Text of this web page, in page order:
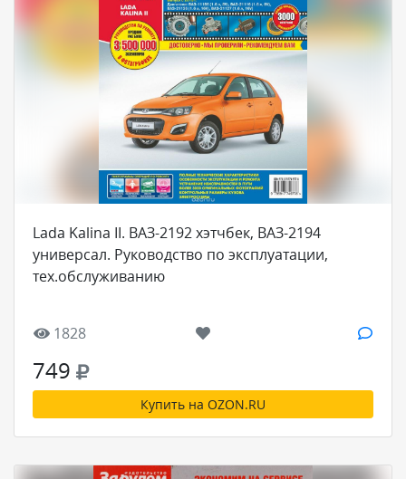
Lada Kalina II. ВАЗ-2192 хэтчбек, ВАЗ-2194
универсал. Руководство по эксплуатации,
тех.обслуживанию
1828
749
Купить на OZON.RU